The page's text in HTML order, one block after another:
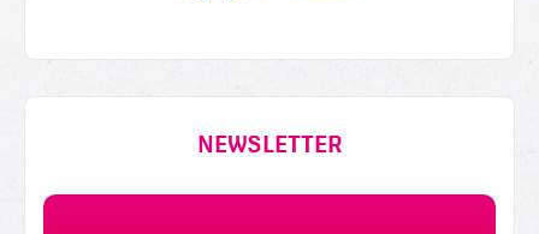
NEWSLETTER